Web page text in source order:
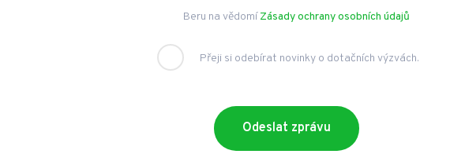
Beru na vědomíZásady ochrany osobních údajů
Přeji si odebírat novinky o dotačních výzvách.